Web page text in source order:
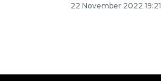
22 November 2022 19:21